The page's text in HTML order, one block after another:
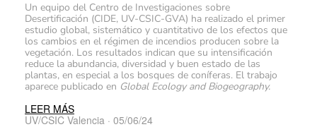
Un equipo del Centro de Investigaciones sobre
Desertificación (CIDE, UV-CSIC-GVA) ha realizado el primer
estudio global, sistemático y cuantitativo de los efectos que
los cambios en el régimen de incendios producen sobre la
vegetación. Los resultados indican que su intensificación
reduce la abundancia, diversidad y buen estado de las
plantas, en especial a los bosques de coníferas. El trabajo
aparece publicado en Global Ecology and Biogeography.
LEER MÁS
UV/CSIC Valencia · 05/06/24